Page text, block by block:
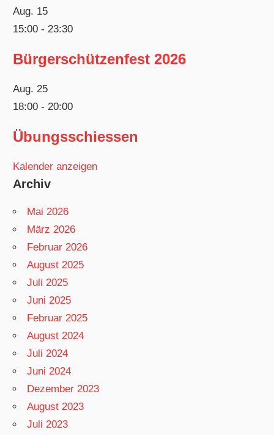
Aug. 15
15:00 - 23:30
Bürgerschützenfest 2026
Aug. 25
18:00 - 20:00
Übungsschiessen
Kalender anzeigen
Archiv
Mai 2026
März 2026
Februar 2026
August 2025
Juli 2025
Juni 2025
Februar 2025
August 2024
Juli 2024
Juni 2024
Dezember 2023
August 2023
Juli 2023